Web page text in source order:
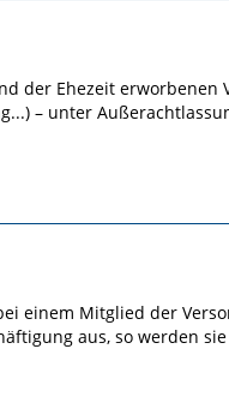
der Ehezeit erworbenen
– unter
einem Mitglied der
aus, so werden